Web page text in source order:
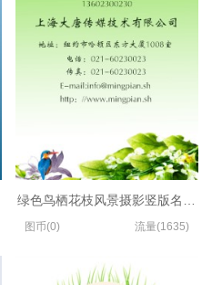
绿色鸟栖花枝风景摄影竖版名片设
图币(0) 流量(1635)